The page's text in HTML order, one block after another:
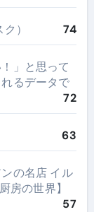
） 74
」と思って
るデータで
72
63
の名店 イル
房の世界】
57